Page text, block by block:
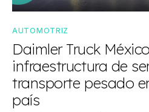
AUTOMOTRIZ
Daimler Truck
infraestructura de
transporte pesado
país